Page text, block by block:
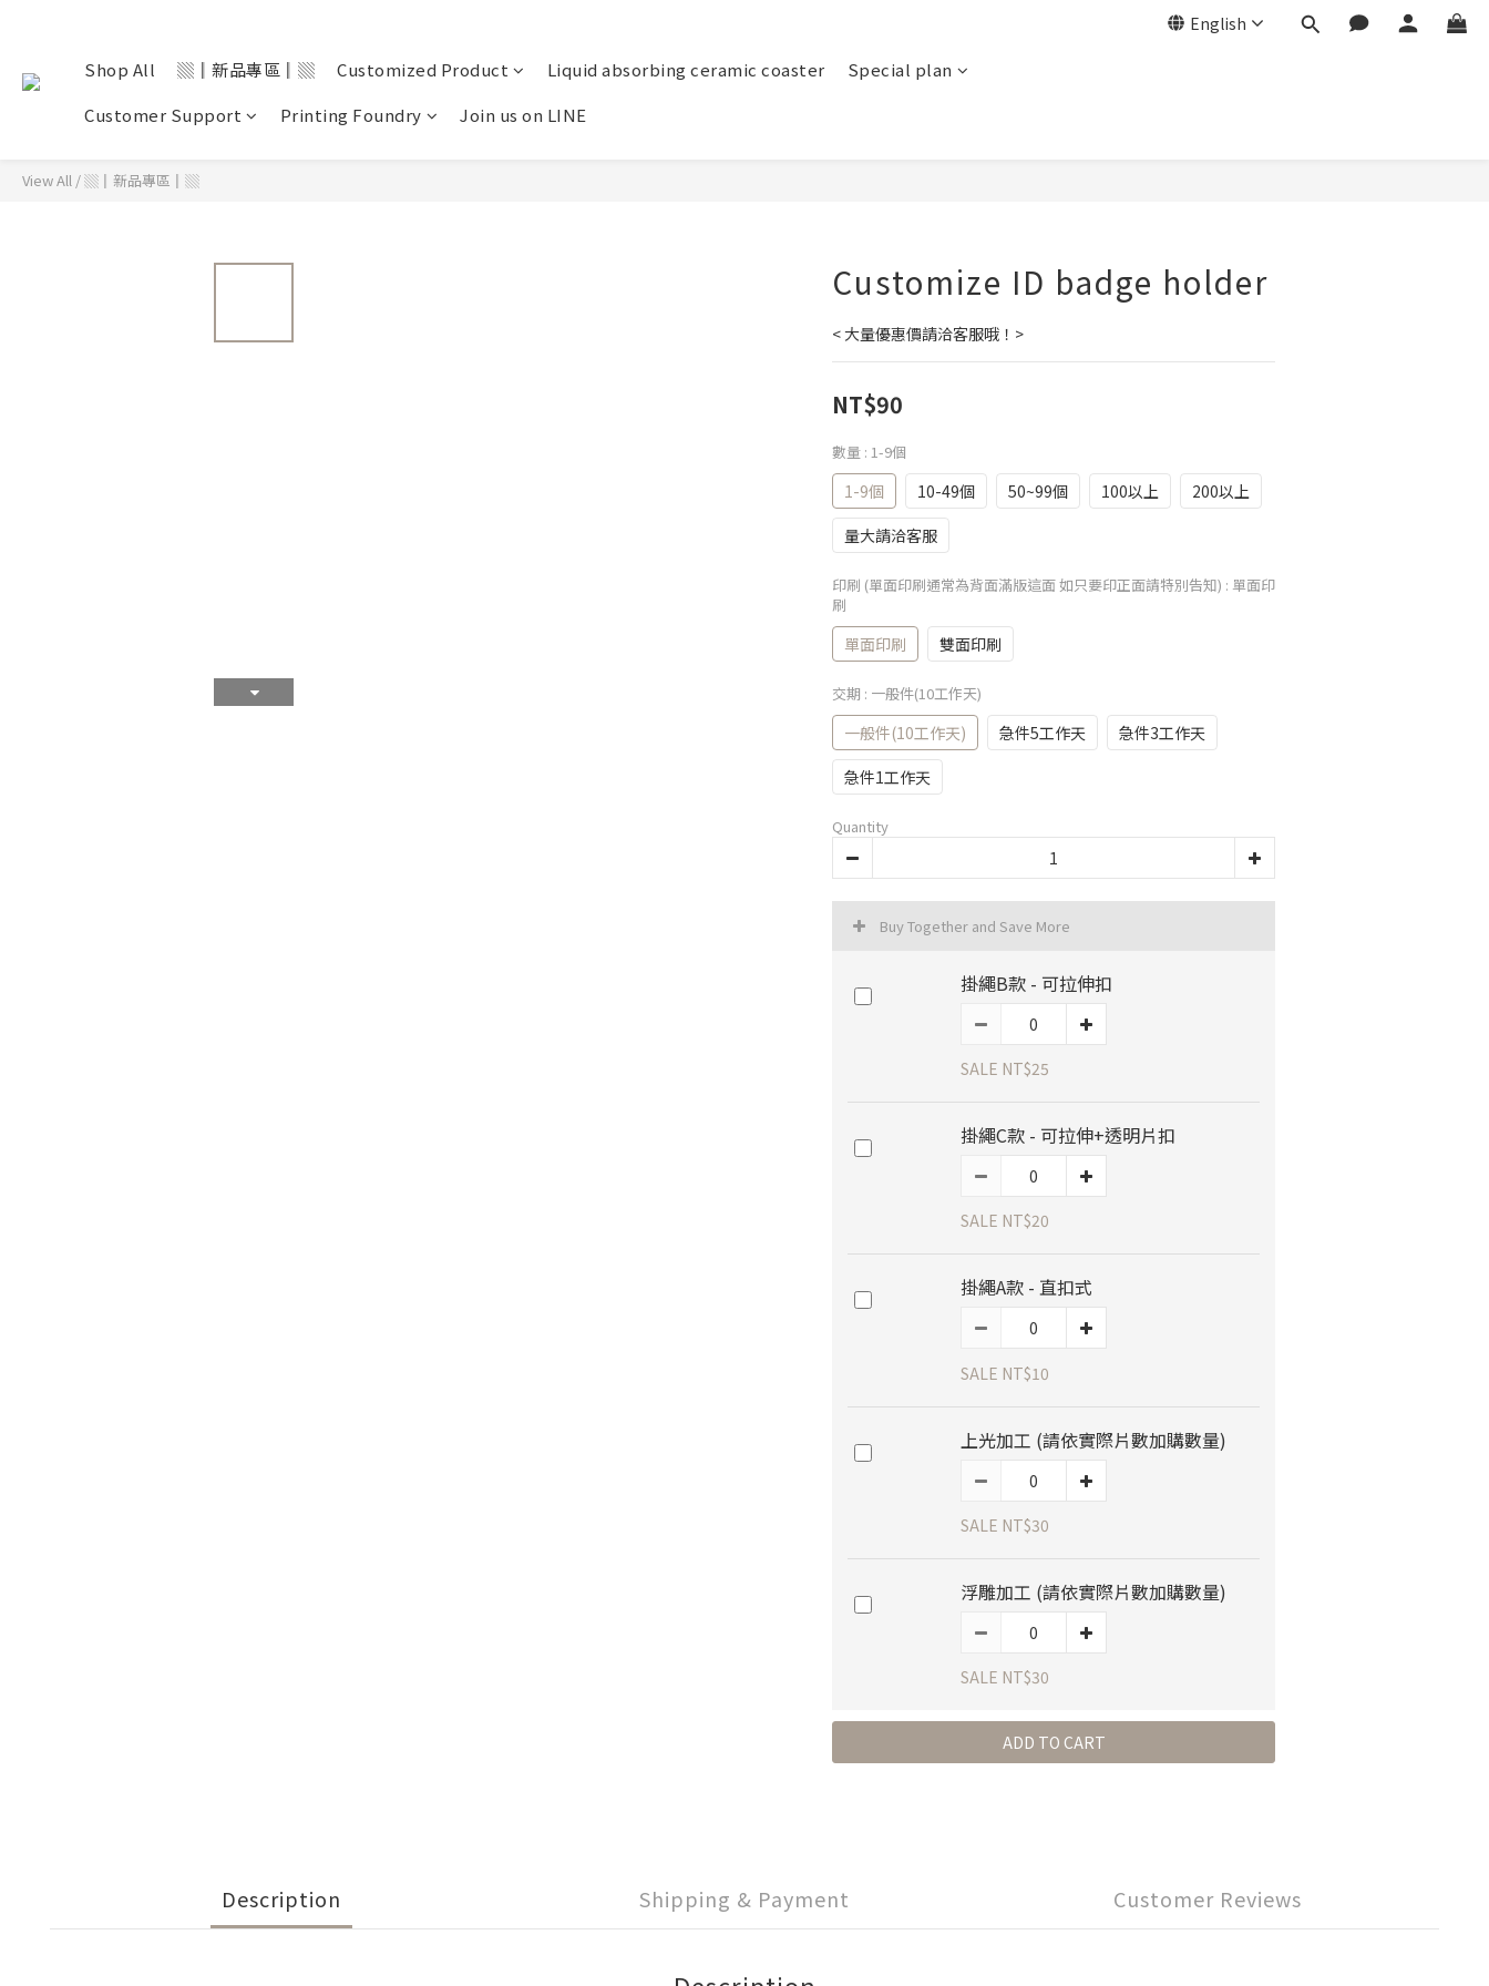
English
Shop All ▒║新品專區║▒ Customized Product Liquid absorbing ceramic coaster
Special plan
Customer Support
Printing Foundry Join us on LINE
View All /▒║新品專區║▒
Customize ID badge holder
< 大量優惠價請洽客服哦！>
NT$90
數量 : 1-9個
1-9個 10-49個 50~99個 100以上
200以上
量大請洽客服
印刷 (單面印刷通常為背面滿版這面 如只要印正面請特別告知) : 單面印
刷
單面印刷 雙面印刷
交期 : 一般件(10工作天)
一般件(10工作天) 急件5工作天
急件3工作天
急件1工作天
Quantity
Buy Together and Save More
掛繩B款 - 可拉伸扣
SALE NT$25
掛繩C款 - 可拉伸+透明片扣
SALE NT$20
掛繩A款 - 直扣式
SALE NT$10
上光加工 (請依實際片數加購數量)
SALE NT$30
浮雕加工 (請依實際片數加購數量)
SALE NT$30
ADD TO CART
Description Shipping & Payment Customer Reviews